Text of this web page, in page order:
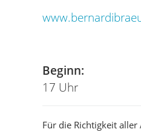
Beginn:
17 Uhr
Für die Richtigkeit